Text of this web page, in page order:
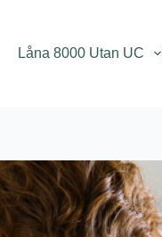
Låna 8000 Utan UC